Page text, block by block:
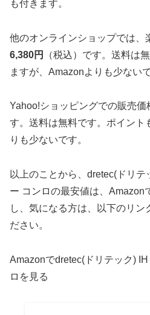
も付きます。
他のオンラインショップでは、
6,380円
（税込）です。送料は
ますが、Amazonよりも少ないで
Yahoo!ショッピングでの販売価
す。送料は無料です。ポイント
りも少ないです。
以上のことから、dretec(ドリ
ー コンロの最安値は、Amazon
し、気になる方は、以下のリン
ださい。
Amazonでdretec(ドリテック)
ロを見る